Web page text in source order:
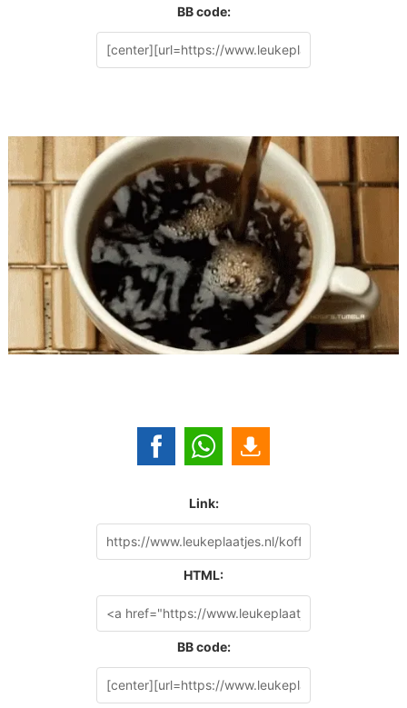
BB code:
Link:
HTML:
BB code: